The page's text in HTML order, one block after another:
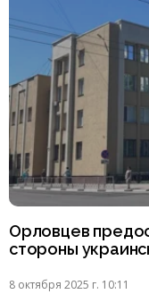
Орловцев
стороны
8 октября 2025 г. 10:11